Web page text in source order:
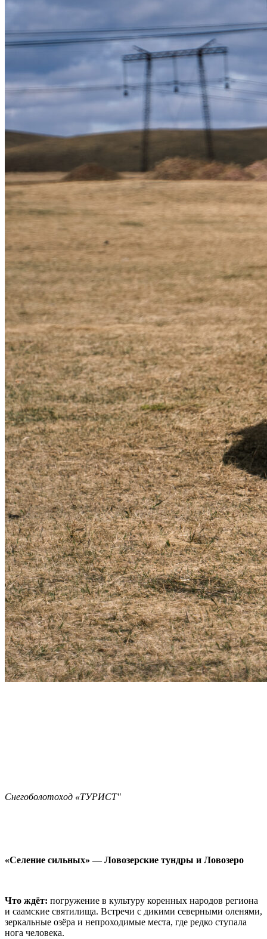
Снегоболотоход «ТУРИСТ"
«Селение сильных» — Ловозерские тундры и Ловозеро
Что ждëт: погружение в культуру коренных народов региона
и саамские святилища. Встречи с дикими северными оленями,
зеркальные озёра и непроходимые места, где редко ступала
нога человека.